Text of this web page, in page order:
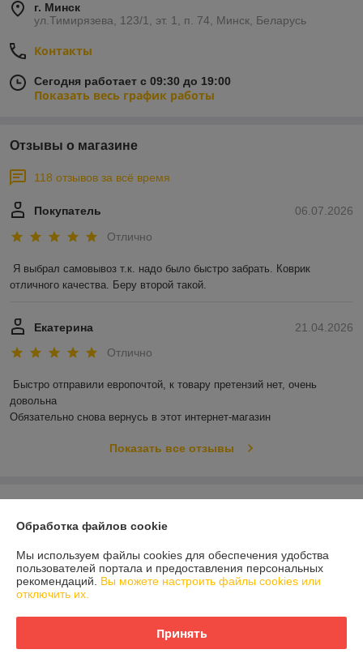
г. Минск
ул.Тимирязева, 123/1, эт. 1, п. 74, Минск, Беларусь
Контакты
Сегодня работает с 09:30 до 19:00
Показать весь график работы
Отзывы о магазине
118 отзывов за всё время
06.07.2026
Покупатель
Отлично
Я выбрал самовывоз т.к. надо было быстро забрать. Коврик
отличного качества. Беру второй такой.
21.04.2026
Екатерина
Отлично
Быстро отправили европочтой, к товару претензий нет, очень
довольна
Обязательно снова вернусь в этот интернет-магазин
Показать все отзывы
О нас
Доставка и оплата
График работы
Обработка файлов cookie
Мы используем файлы cookies для обеспечения удобства
пользователей портала и предоставления персональных
рекомендаций. Вы можете настроить файлы cookies или
отключить их.
Принять